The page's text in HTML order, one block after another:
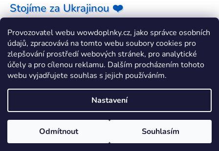
Provozovatel webu wowdoplnky.cz, jako správce osobních
údajů, zpracovává na tomto webu soubory cookies pro
zlepšování prostředí webových stránek, pro analytické
účely a pro cílenou reklamu. Dalším procházením tohoto
webu vyjadřujete souhlas s jejich používáním.
Nastavení
Odmítnout Souhlasím
Stojíme za Ukrajinou ❤️
Jak a čím pomoci »